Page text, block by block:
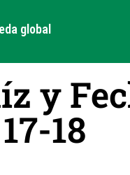
global
y
18